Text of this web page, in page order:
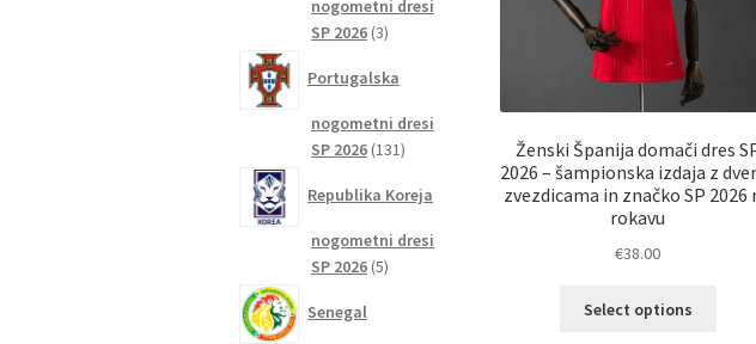
Ženski Španija domači dres
2026 – šampionska izdaja z
zvezdicama in značko SP 2026
rokavu
€38.00
Select options
nogometni dresi
SP 2026 33
Portugalska
nogometni dresi
SP 2026 131131
Republika Koreja
nogometni dresi
SP 2026 55
Senegal